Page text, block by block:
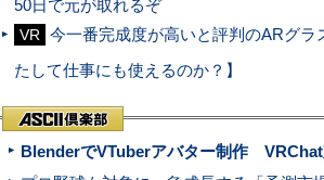
50日で元が取れるぞ
VR 今一番完成度が高いと評判のARグ
たして仕事にも使えるのか？】
BlenderでVTuberアバター制作